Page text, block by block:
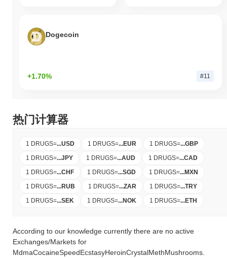
Dogecoin
+1.70% #11
热门计算器
1 DRUGS=...USD 1 DRUGS=...EUR 1 DRUGS=...GBP
1 DRUGS=...JPY 1 DRUGS=...AUD 1 DRUGS=...CAD
1 DRUGS=...CHF 1 DRUGS=...SGD 1 DRUGS=...MXN
1 DRUGS=...RUB 1 DRUGS=...ZAR 1 DRUGS=...TRY
1 DRUGS=...SEK 1 DRUGS=...NOK 1 DRUGS=...ETH
According to our knowledge currently there are no active
Exchanges/Markets for
MdmaCocaineSpeedEcstasyHeroinCrystalMethMushrooms.